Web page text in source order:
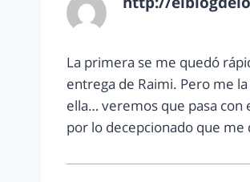
La primera se me quedó
entrega de Raimi. Pero me
ella… veremos que pasa con
por lo decepcionado que me